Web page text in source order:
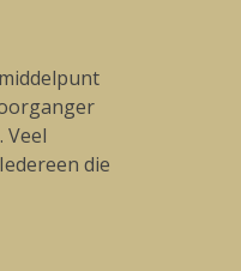
die